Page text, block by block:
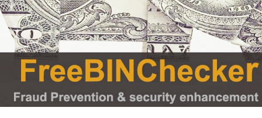
Credit
Card
from
BIN
Credit
Card
Checker
Service